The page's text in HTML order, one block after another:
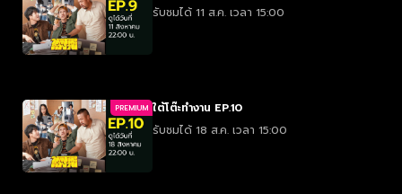
รับชมได้ 11 ส.ค. เวลา 15:00
PREMIUM ใต้โต๊ะทำงาน EP.10
รับชมได้ 18 ส.ค. เวลา 15:00